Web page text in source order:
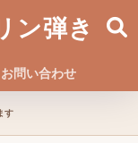
ン弾き
お問い合わせ
す